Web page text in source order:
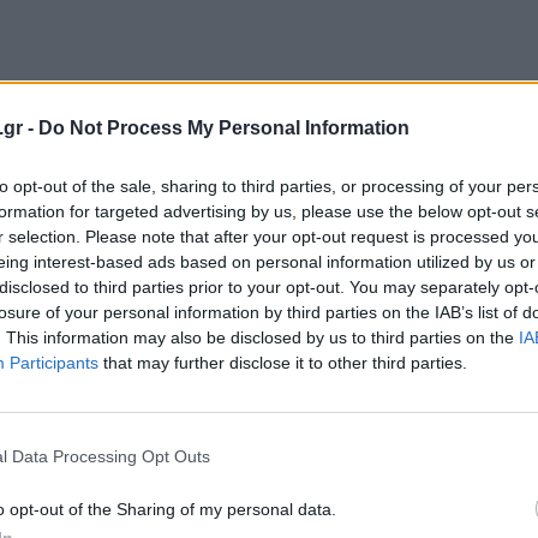
- Do Not Process My Personal Information
opt-out of the sale, sharing to third parties, or processing of your
for targeted advertising by us, please use the below opt-out
selection. Please note that after your opt-out request is processed
interest-based ads based on personal information utilized by us
to third parties prior to your opt-out. You may separately
of your personal information by third parties on the IAB’s list of
This information may also be disclosed by us to third parties on the
Participants that may further disclose it to other third parties.
Data Processing Opt Outs
opt-out of the Sharing of my personal data.
στο The Division!
ΠΈΤΡΟΣ ΚΥΠΡΑΊΟΣ 27/11/2016
Το The Division όταν κυκλοφόρησε τον Μάρτιο του
2016 (για PC, PS4 και Xbox One) αποτέλεσε ένα πολύ
μεγάλο στοίχημα…